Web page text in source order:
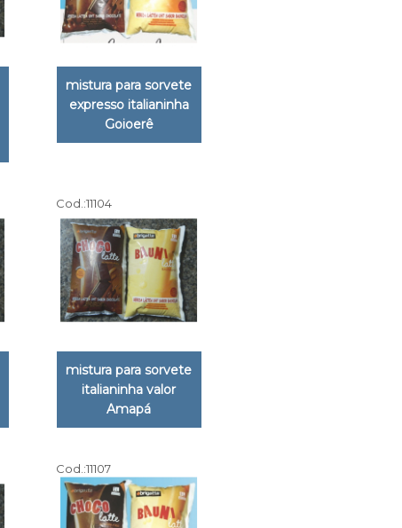
mistura para sorvete
expresso italianinha
Goioerê
Cod.:11104
mistura para sorvete
italianinha valor
Amapá
Cod.:11107